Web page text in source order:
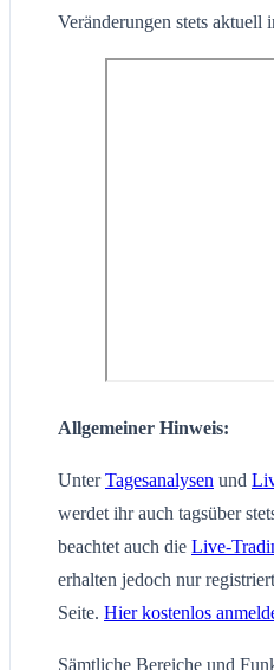
Veränderungen stets aktuell
Allgemeiner Hinweis:
UnterTagesanalysen und
werdet ihr auch tagsüber
beachtet auch die Live-
erhalten jedoch nur
Seite. Hier kostenlos
Sämtliche Bereiche und